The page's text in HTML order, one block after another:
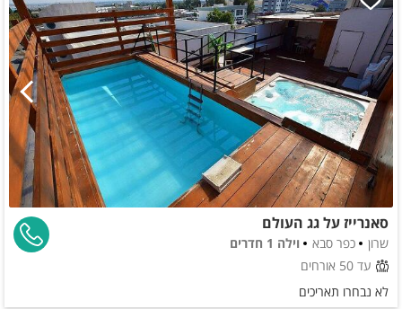
סאנרייז על גג העולם
שרון כפר סבא
וילה 1 חדרים
עד 50 אורחים
לא נבחרו תאריכים